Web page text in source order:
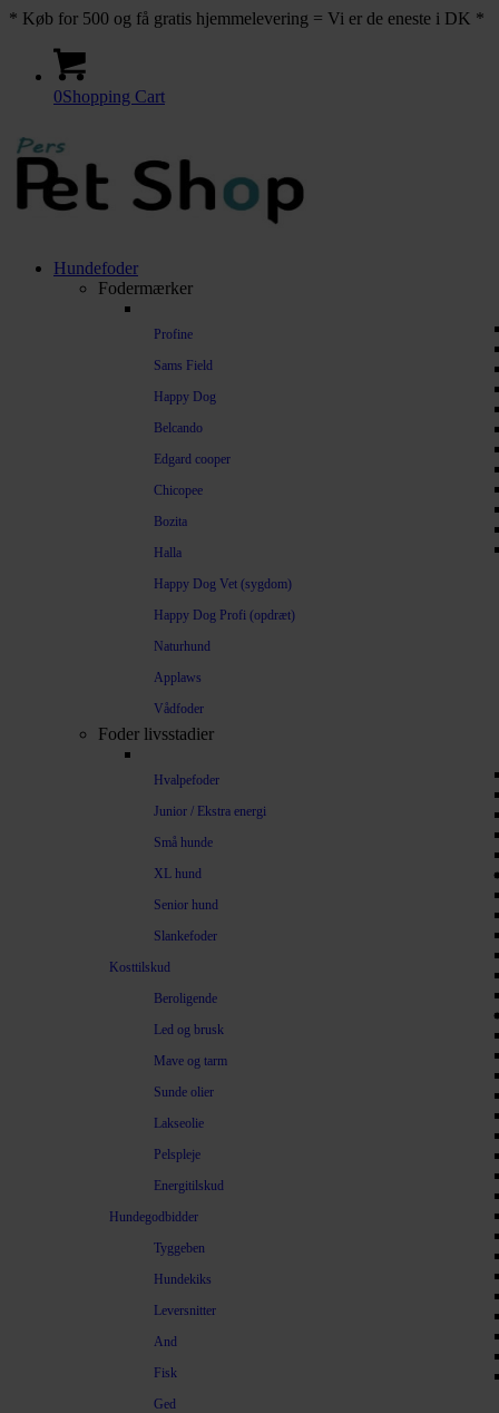
* Køb for 500 og få gratis hjemmelevering = Vi er de eneste i DK *
0Shopping Cart
Hundefoder
Fodermærker
Profine
Sams Field
Happy Dog
Belcando
Edgard cooper
Chicopee
Bozita
Halla
Happy Dog Vet (sygdom)
Happy Dog Profi (opdræt)
Naturhund
Applaws
Vådfoder
Foder livsstadier
Hvalpefoder
Junior / Ekstra energi
Små hunde
XL hund
Senior hund
Slankefoder
Kosttilskud
Beroligende
Led og brusk
Mave og tarm
Sunde olier
Lakseolie
Pelspleje
Energitilskud
Hundegodbidder
Tyggeben
Hundekiks
Leversnitter
And
Fisk
Ged